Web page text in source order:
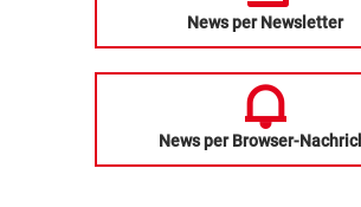
News per Newsletter
News per Browser-